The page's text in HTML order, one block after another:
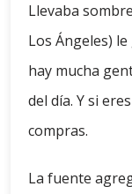
Llevaba
Los Ángeles)
hay mucha
del día. Y si
compras.
La fuente